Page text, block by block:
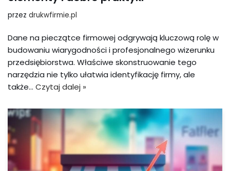
przez drukwfirmie.pl
Dane na pieczątce firmowej odgrywają kluczową rolę w
budowaniu wiarygodności i profesjonalnego wizerunku
przedsiębiorstwa. Właściwe skonstruowanie tego
narzędzia nie tylko ułatwia identyfikację firmy, ale
także… Czytaj dalej »